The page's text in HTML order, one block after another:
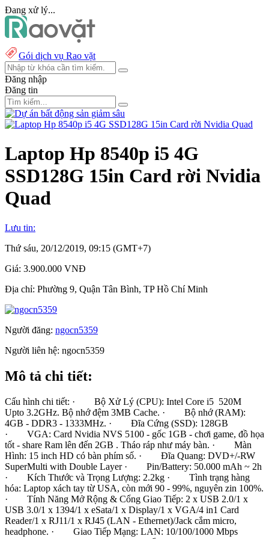
Đang xử lý...
Gói dịch vụ Rao vặt
Đăng nhập
Đăng tin
Laptop Hp 8540p i5 4G
SSD128G 15in Card rời Nvidia
Quad
Lưu tin:
Thứ sáu, 20/12/2019, 09:15 (GMT+7)
Giá: 3.900.000 VNĐ
Địa chỉ: Phường 9, Quận Tân Bình, TP Hồ Chí Minh
Người đăng: ngocn5359
Người liên hệ: ngocn5359
Mô tả chi tiết:
Cấu hình chi tiết: · Bộ Xử Lý (CPU): Intel Core i5 520M
Upto 3.2GHz. Bộ nhớ đệm 3MB Cache. · Bộ nhớ (RAM):
4GB - DDR3 - 1333MHz. · Đĩa Cứng (SSD): 128GB
· VGA: Card Nvidia NVS 5100 - gốc 1GB - chơi game, đồ họa
tốt - share Ram lên đến 2GB . Tháo ráp như máy bàn. · Màn
Hình: 15 inch HD có bàn phím số. · Đĩa Quang: DVD+/-RW
SuperMulti with Double Layer · Pin/Battery: 50.000 mAh ~ 2h
· Kích Thước và Trọng Lượng: 2.2kg · Tình trạng hàng
hóa: Laptop xách tay từ USA, còn mới 90 - 99%, nguyên zin 100%.
· Tính Năng Mở Rộng & Cổng Giao Tiếp: 2 x USB 2.0/1 x
USB 3.0/1 x 1394/1 x eSata/1 x Display/1 x VGA/4 in1 Card
Reader/1 x RJ11/1 x RJ45 (LAN - Ethernet)/Jack cắm micro,
headphone. · Giao Tiếp Mạng: LAN: 10/100/1000 Mbps